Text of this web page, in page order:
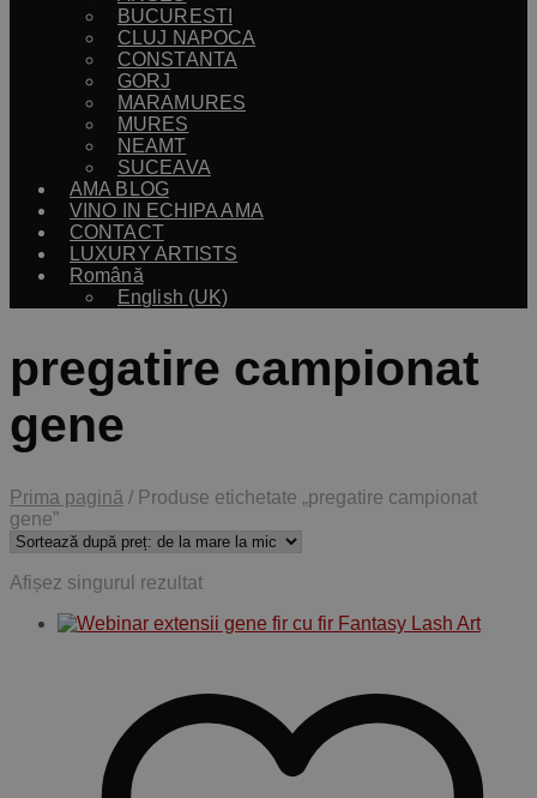
BUCURESTI
CLUJ NAPOCA
CONSTANTA
GORJ
MARAMURES
MURES
NEAMT
SUCEAVA
AMA BLOG
VINO IN ECHIPA AMA
CONTACT
LUXURY ARTISTS
Română
English (UK)
pregatire campionat
gene
Prima pagină / Produse etichetate „pregatire campionat
gene”
Afișez singurul rezultat